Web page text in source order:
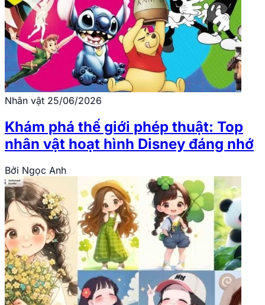
Nhân vật 25/06/2026
Khám phá thế giới phép thuật: Top
nhân vật hoạt hình Disney đáng nhớ
Bởi Ngọc Anh